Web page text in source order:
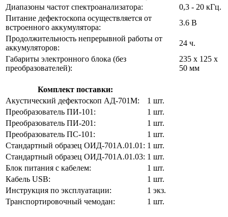
Диапазоны частот спектроанализатора:
0,3 - 20 кГц.
Питание дефектоскопа осуществляется от
встроенного аккумулятора:
3.6 В
Продолжительность непрерывной работы от
аккумуляторов:
24 ч.
Габариты электронного блока (без
преобразователей):
235 х 125 х
50 мм
Комплект поставки:
Акустический дефектоскоп АД-701М:
1 шт.
Преобразователь ПИ-101:
1 шт.
Преобразователь ПИ-201:
1 шт.
Преобразователь ПС-101:
1 шт.
Стандартный образец ОИД-701А.01.01: 1 шт.
Стандартный образец ОИД-701А.01.03: 1 шт.
Блок питания с кабелем:
1 шт.
Кабель USB:
1 шт.
Инструкция по эксплуатации:
1 экз.
Транспортировочный чемодан:
1 шт.